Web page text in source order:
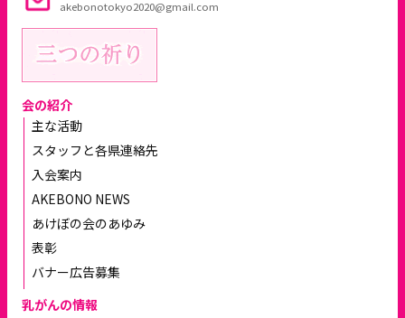
akebonotokyo2020@gmail.com
会の紹介
主な活動
スタッフと各県連絡先
入会案内
AKEBONO NEWS
あけぼの会のあゆみ
表彰
バナー広告募集
乳がんの情報